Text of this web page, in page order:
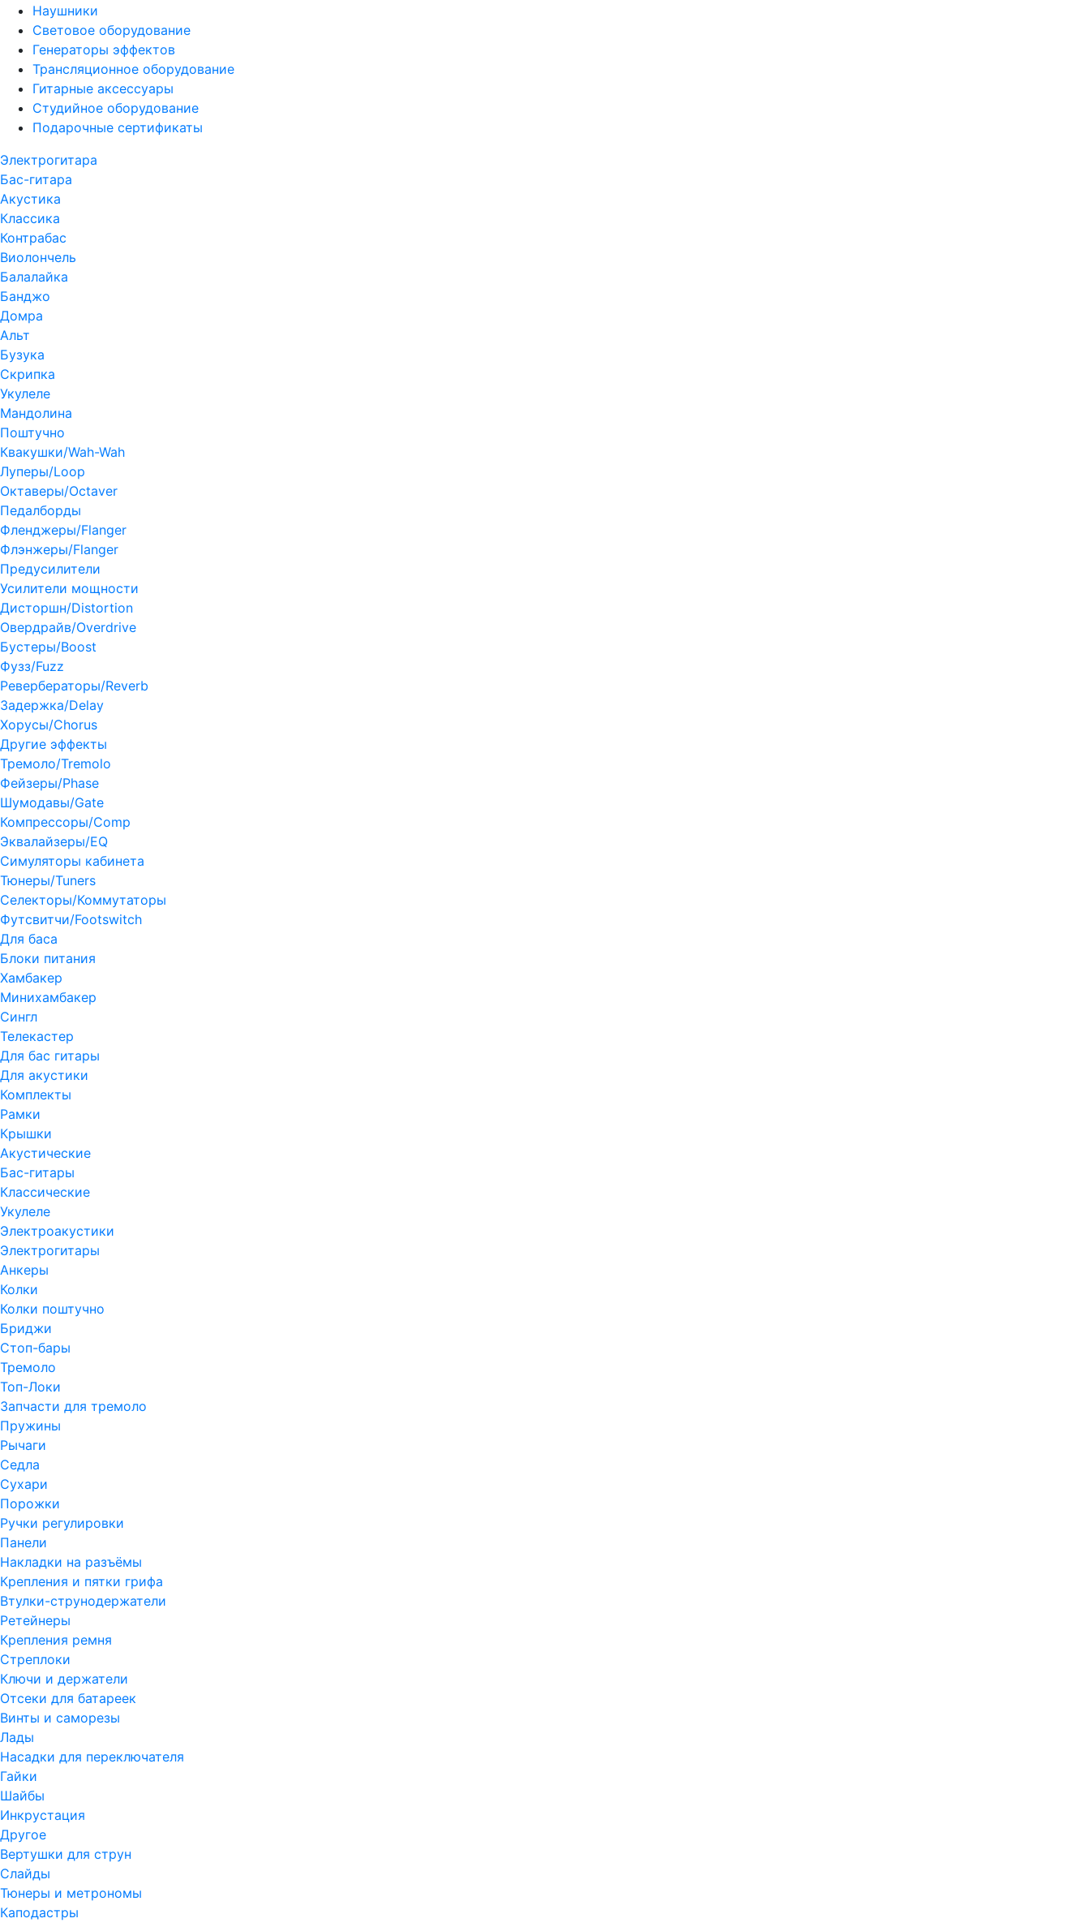
Наушники
Световое оборудование
Генераторы эффектов
Трансляционное оборудование
Гитарные аксессуары
Студийное оборудование
Подарочные сертификаты
Электрогитара
Бас-гитара
Акустика
Классика
Контрабас
Виолончель
Балалайка
Банджо
Домра
Альт
Бузука
Скрипка
Укулеле
Мандолина
Поштучно
Квакушки/Wah-Wah
Луперы/Loop
Октаверы/Octaver
Педалборды
Фленджеры/Flanger
Флэнжеры/Flanger
Предусилители
Усилители мощности
Дисторшн/Distortion
Овердрайв/Overdrive
Бустеры/Boost
Фузз/Fuzz
Ревербераторы/Reverb
Задержка/Delay
Хорусы/Chorus
Другие эффекты
Тремоло/Tremolo
Фейзеры/Phase
Шумодавы/Gate
Компрессоры/Comp
Эквалайзеры/EQ
Симуляторы кабинета
Тюнеры/Tuners
Селекторы/Коммутаторы
Футсвитчи/Footswitch
Для баса
Блоки питания
Хамбакер
Минихамбакер
Сингл
Телекастер
Для бас гитары
Для акустики
Комплекты
Рамки
Крышки
Акустические
Бас-гитары
Классические
Укулеле
Электроакустики
Электрогитары
Анкеры
Колки
Колки поштучно
Бриджи
Стоп-бары
Тремоло
Топ-Локи
Запчасти для тремоло
Пружины
Рычаги
Седла
Сухари
Порожки
Ручки регулировки
Панели
Накладки на разъёмы
Крепления и пятки грифа
Втулки-струнодержатели
Ретейнеры
Крепления ремня
Стреплоки
Ключи и держатели
Отсеки для батареек
Винты и саморезы
Лады
Насадки для переключателя
Гайки
Шайбы
Инкрустация
Другое
Вертушки для струн
Слайды
Тюнеры и метрономы
Каподастры